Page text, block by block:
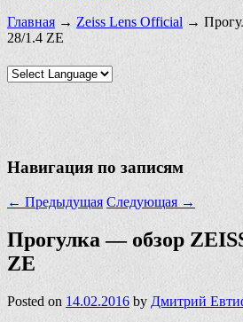
Главная → Zeiss Lens Official →
28/1.4 ZE
Навигация по записям
← Предыдущая Следующая →
Прогулка — обзор
ZE
Posted on 14.02.2016 by Дмитрий